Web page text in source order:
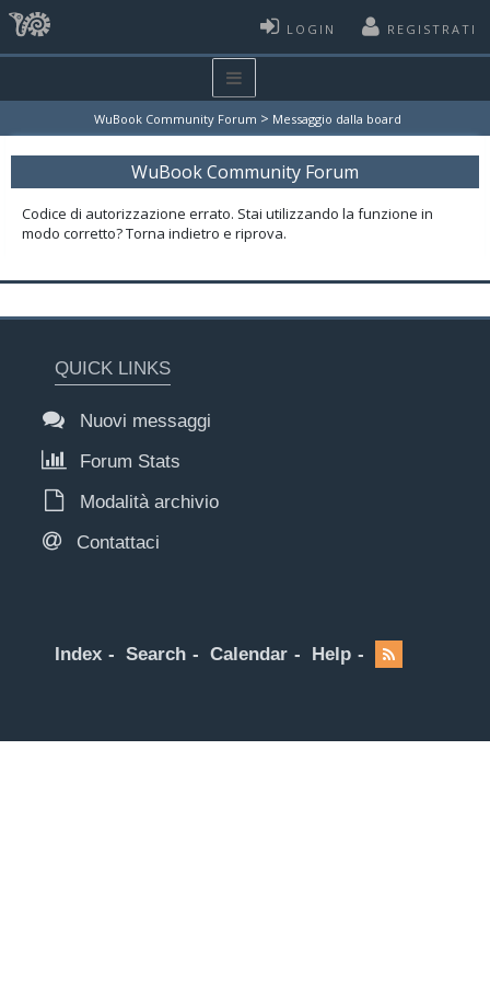
LOGIN REGISTRATI
WuBook Community Forum > Messaggio dalla board
WuBook Community Forum
Codice di autorizzazione errato. Stai utilizzando la funzione in
modo corretto? Torna indietro e riprova.
QUICK LINKS
Nuovi messaggi
Forum Stats
Modalità archivio
Contattaci
Index Search Calendar Help